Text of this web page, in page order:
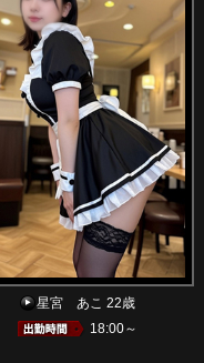
星宮 あこ 22歳
18:00～